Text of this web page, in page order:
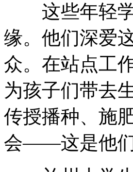
这些年轻学
缘。他们深爱
众。在站点工
为孩子们带去
传授播种、施
会——这是他们